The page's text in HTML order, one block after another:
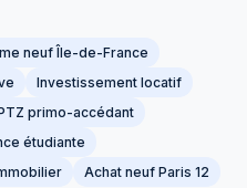
neuf Île-de-France
Investissement locatif
primo-accédant
étudiante
Achat neuf Paris 12